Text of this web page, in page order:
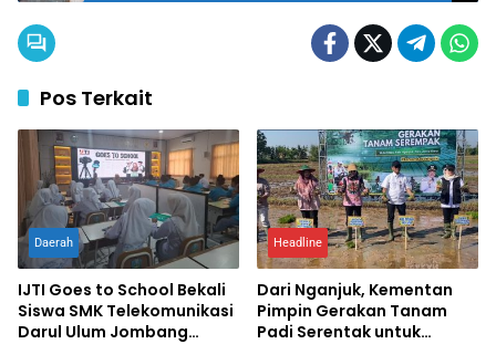
Pos Terkait
Daerah
IJTI Goes to School Bekali
Siswa SMK Telekomunikasi
Darul Ulum Jombang
Headline
Dari Nganjuk, Kementan
Pimpin Gerakan Tanam
Padi Serentak untuk